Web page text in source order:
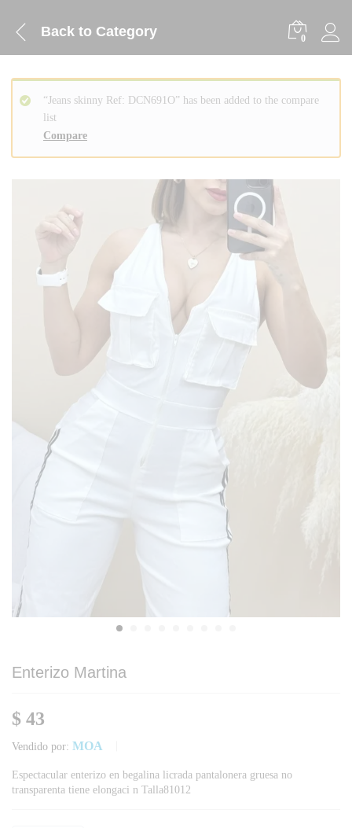
Back to Category 0
Compare
“Jeans skinny Ref: DCN691O” has been added to the compare
list
Enterizo Martina
$ 43
Vendido por: MOA
Espectacular enterizo en begalina licrada pantalonera gruesa no
transparenta tiene elongaci n Talla81012